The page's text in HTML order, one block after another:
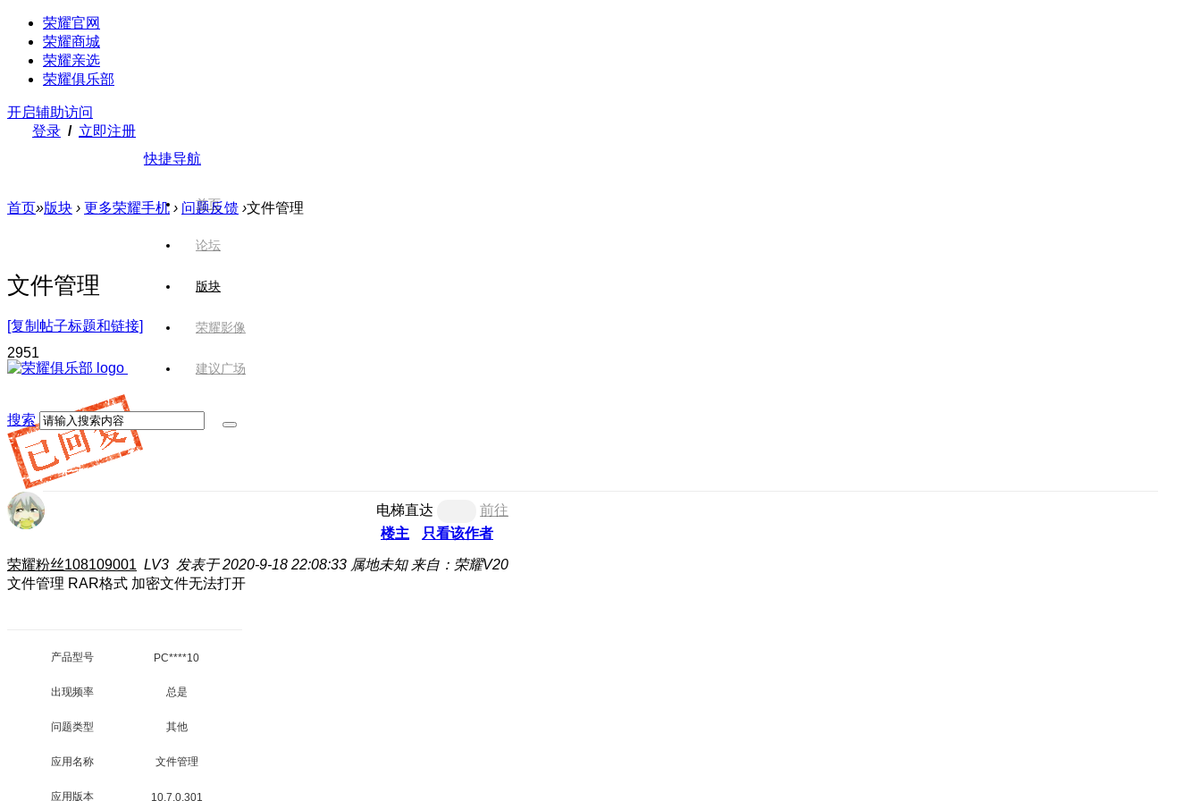
荣耀官网
荣耀商城
荣耀亲选
荣耀俱乐部
开启辅助访问
登录 / 立即注册
快捷导航
首页
论坛
版块
荣耀影像
建议广场
搜索
首页»版块 › 更多荣耀手机 › 问题反馈 ›文件管理
文件管理
[复制帖子标题和链接]
2951
电梯直达
前往
楼主
只看该作者
荣耀粉丝108109001 LV3 发表于 2020-9-18 22:08:33 属地未知 来自：荣耀V20
文件管理 RAR格式 加密文件无法打开
产品型号 PC****10
出现频率 总是
问题类型 其他
应用名称 文件管理
应用版本 10.7.0.301